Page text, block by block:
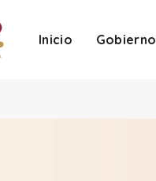
Inicio Gobierno